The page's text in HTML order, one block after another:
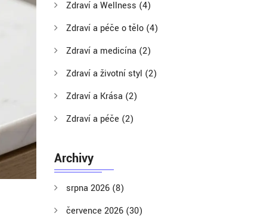
Zdraví a Wellness (4)
Zdraví a péče o tělo (4)
Zdraví a medicína (2)
Zdraví a životní styl (2)
Zdraví a Krása (2)
Zdraví a péče (2)
Archivy
srpna 2026 (8)
července 2026 (30)